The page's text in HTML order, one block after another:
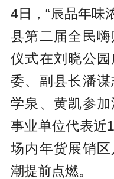
4日，“辰品年味
县第二届全民
仪式在刘晓公
委、副县长潘
学泉、黄凯参
事业单位代表近
场内年货展销
潮提前点燃。